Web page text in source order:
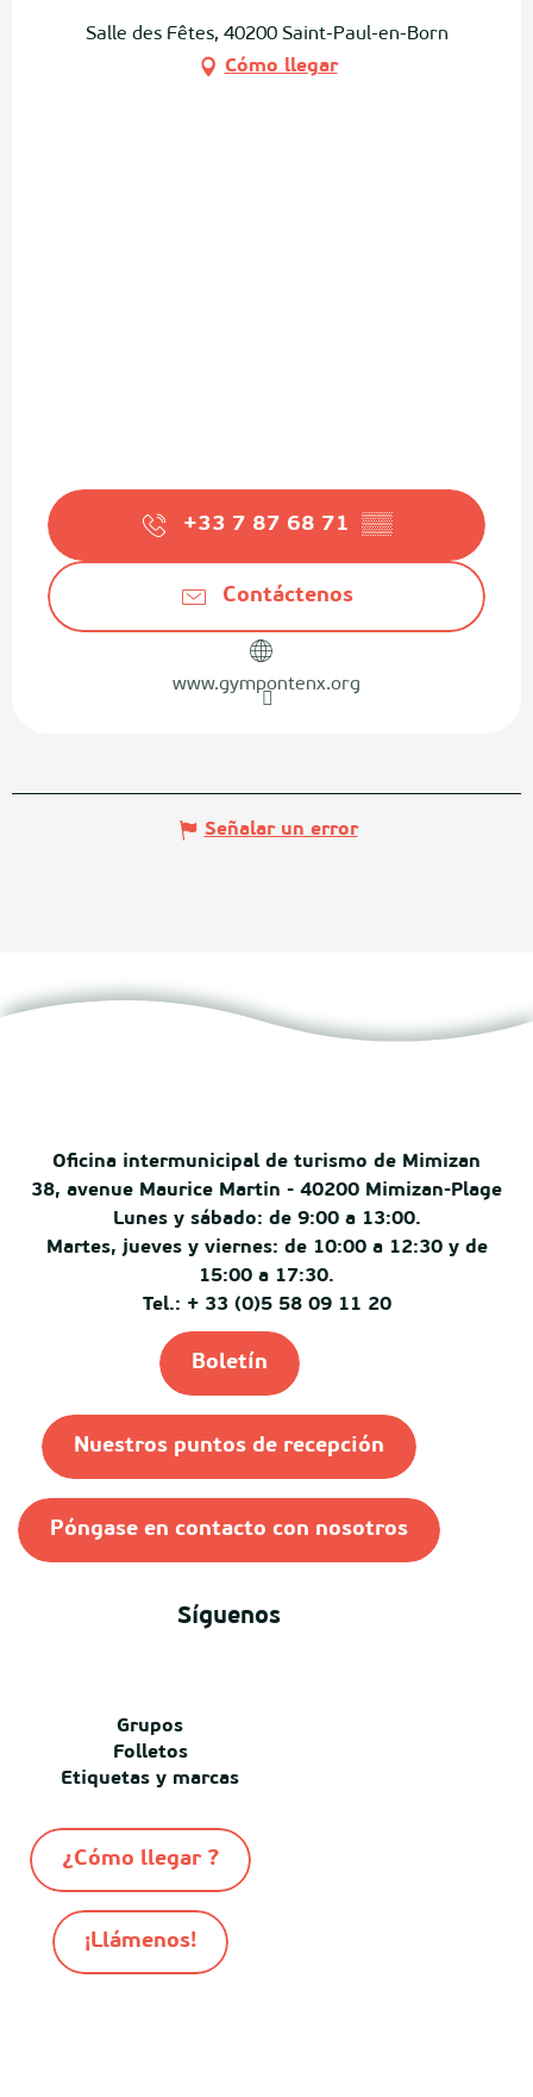
Salle des Fêtes, 40200 Saint-Paul-en-Born
Cómo llegar
+33 7 87 68 71 ▒▒
Contáctenos
www.gympontenx.org
Señalar un error
Oficina intermunicipal de turismo de Mimizan
38, avenue Maurice Martin - 40200 Mimizan-Plage
Lunes y sábado: de 9:00 a 13:00.
Martes, jueves y viernes: de 10:00 a 12:30 y de
15:00 a 17:30.
Tel.: + 33 (0)5 58 09 11 20
Boletín
Nuestros puntos de recepción
Póngase en contacto con nosotros
Síguenos
Grupos
Folletos
Etiquetas y marcas
¿Cómo llegar ?
¡Llámenos!